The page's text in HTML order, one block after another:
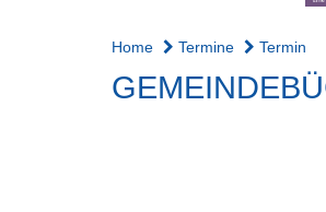
Home Termine Termin